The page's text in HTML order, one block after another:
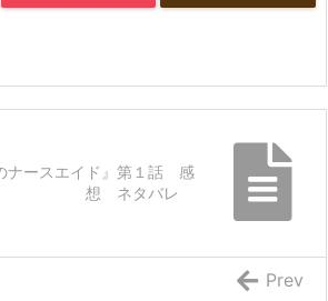
ナースエイド』第１話 感
想 ネタバレ
Prev